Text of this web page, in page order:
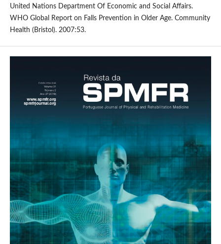
United Nations Department Of Economic and Social Affairs.
WHO Global Report on Falls Prevention in Older Age. Community
Health (Bristol). 2007:53.